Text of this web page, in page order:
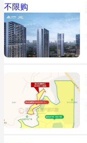
不限购